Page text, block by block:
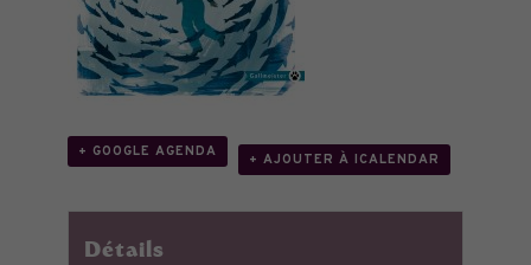
+ GOOGLE AGENDA
+ AJOUTER À ICALENDAR
Détails